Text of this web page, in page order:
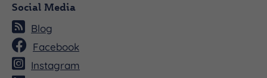
Social Media
Blog
Facebook
Instagram